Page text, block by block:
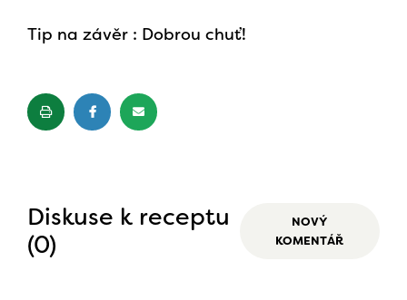
Tip na závěr : Dobrou chuť!
Diskuse k receptu
(0)
NOVÝ
KOMENTÁŘ